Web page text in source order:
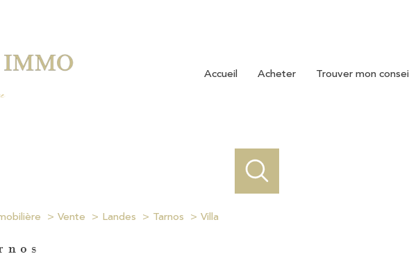
accueil acheter trouver mon
Vente Landes Tarnos Villa